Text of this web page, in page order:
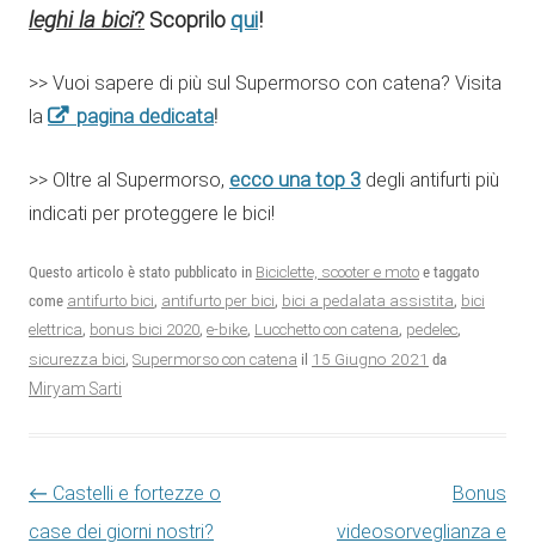
leghi la bici? Scopriloqui!
>> Vuoi sapere di più sul Supermorso con catena? Visita
la
pagina dedicata!
>> Oltre al Supermorso, ecco una top 3 degli antifurti più
indicati per proteggere le bici!
Questo articolo è stato pubblicato in Biciclette, scooter e moto e taggato
come antifurto bici, antifurto per bici, bici a pedalata assistita, bici
elettrica, bonus bici 2020, e-bike, Lucchetto con catena, pedelec,
sicurezza bici, Supermorso con catena il 15 Giugno 2021 da
Miryam Sarti
Navigazione articolo
← Castelli e fortezze o
case dei giorni nostri?
Bonus
videosorveglianza e